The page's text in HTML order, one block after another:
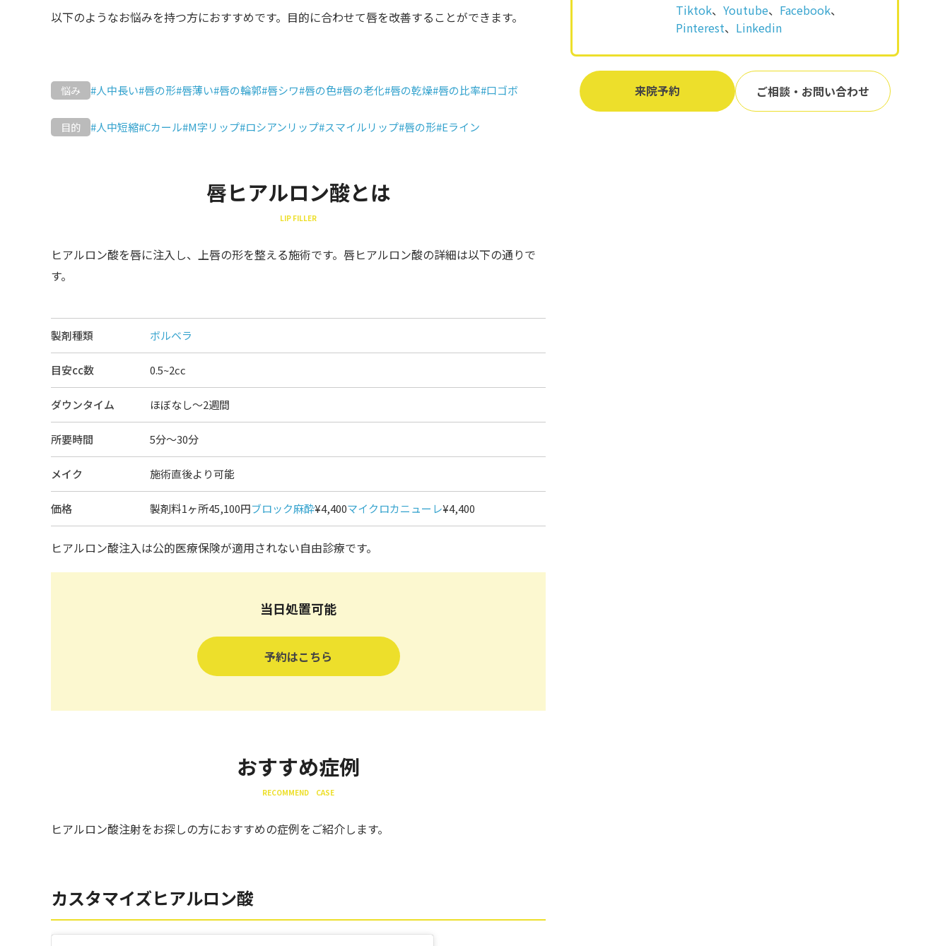
以下のようなお悩みを持つ方におすすめです。目的に合わせて唇を改善することができます。
悩み #人中長い#唇の形#唇薄い#唇の輪郭#唇シワ#唇の色#唇の老化#唇の乾燥#唇の比率#口ゴボ
目的 #人中短縮#Cカール#M字リップ#ロシアンリップ#スマイルリップ#唇の形#Eライン
唇ヒアルロン酸とは
LIP FILLER
ヒアルロン酸を唇に注入し、上唇の形を整える施術です。唇ヒアルロン酸の詳細は以下の通りで
す。
製剤種類 ボルベラ
目安cc数 0.5~2cc
ダウンタイム ほぼなし〜2週間
所要時間 5分～30分
メイク 施術直後より可能
価格 製剤料1ヶ所45,100円ブロック麻酔¥4,400マイクロカニューレ¥4,400
ヒアルロン酸注入は公的医療保険が適用されない自由診療です。
当日処置可能
予約はこちら
おすすめ症例
RECOMMEND CASE
ヒアルロン酸注射をお探しの方におすすめの症例をご紹介します。
カスタマイズヒアルロン酸
Tiktok、 Youtube、 Facebook、
Pinterest、 Linkedin
来院予約 ご相談・お問い合わせ